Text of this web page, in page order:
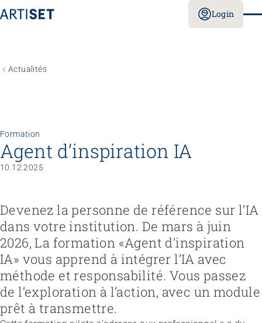
Login
Recruter et diriger du personnel
Fédération
Actualités
Formation
Agent d’inspiration IA
10.12.2025
Devenez la personne de référence sur l’IA
dans votre institution. De mars à juin
2026, La formation «Agent d’inspiration
IA» vous apprend à intégrer l’IA avec
méthode et responsabilité. Vous passez
de l’exploration à l’action, avec un module
prêt à transmettre.